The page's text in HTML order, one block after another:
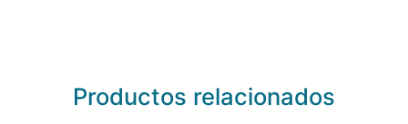
Productos relacionados